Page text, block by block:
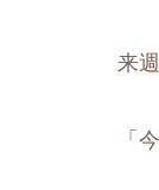
来
「